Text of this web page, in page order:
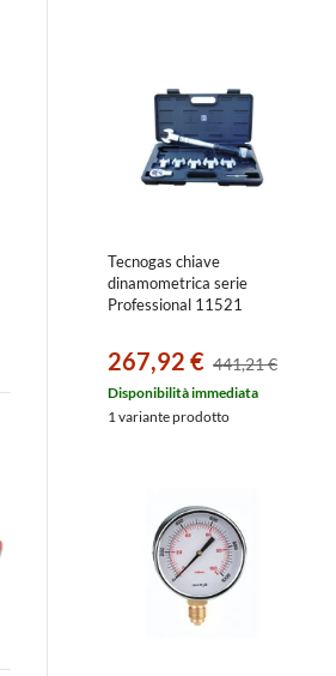
Tecnogas chiave
dinamometrica serie
Professional 11521
267,92 € 441,21 €
Disponibilità immediata
1 variante prodotto